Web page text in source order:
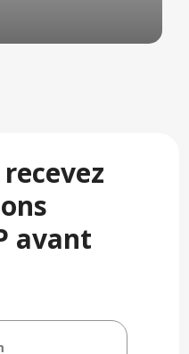
avant